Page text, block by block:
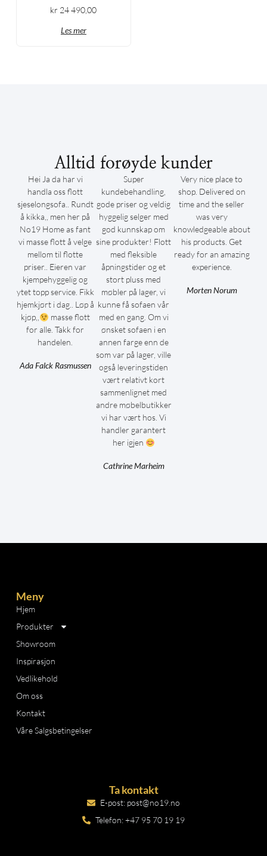
kr 24 490,00
Les mer
Alltid forøyde kunder
Hei Ja da har vi
handla oss flott
sjeselongsofa.. Rundt
å kikka,, men her på
No19 Home as fant
vi masse flott å velge
mellom til flotte
priser.. Eieren var
kjempehyggelig og
ytet topp service. Fikk
hjemkjørt i dag.. Løp å
kjøp,,
masse flott
for alle. Takk for
handelen.
Ada Falck Rasmussen
Super
kundebehandling,
gode priser og veldig
hyggelig selger med
god kunnskap om
sine produkter! Flott
med fleksible
åpningstider og et
stort pluss med
møbler på lager, vi
kunne få sofaen vår
med en gang. Om vi
ønsket sofaen i en
annen farge enn de
som var på lager, ville
også leveringstiden
vært relativt kort
sammenlignet med
andre møbelbutikker
vi har vært hos. Vi
handler garantert
her igjen
Cathrine Marheim
Very nice place to
shop. Delivered on
time and the seller
was very
knowledgeable about
his products. Get
ready for an amazing
experience.
Morten Norum
Meny
Hjem
Produkter
Showroom
Inspirasjon
Vedlikehold
Om oss
Kontakt
Våre Salgsbetingelser
Ta kontakt
E-post: post@no19.no
Telefon: +47 95 70 19 19